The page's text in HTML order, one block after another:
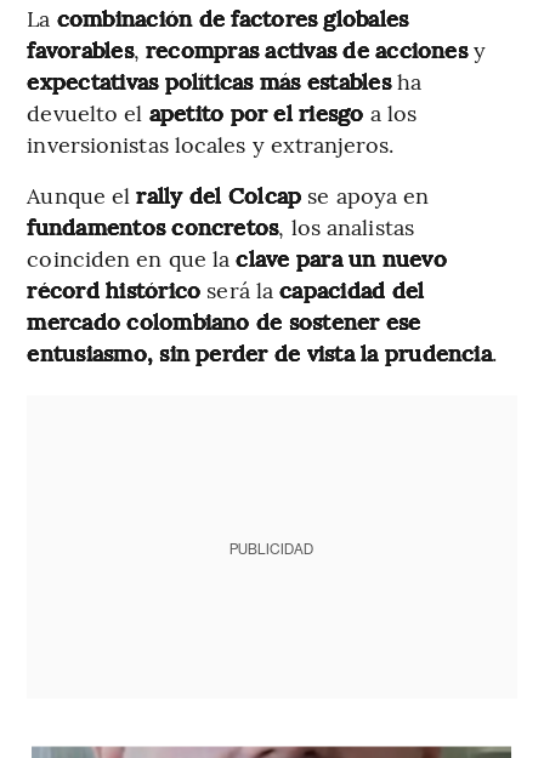
La combinación de factores globales
favorables, recompras activas de accionesy
expectativas políticas más establesha
devuelto el apetito por el riesgo a los
inversionistas locales y extranjeros.
Aunque elrally del Colcap se apoya en
fundamentos concretos, los analistas
coinciden en que laclave para un nuevo
récord histórico será lacapacidad del
mercado colombiano de sostener ese
entusiasmo, sin perder de vista la prudencia.
PUBLICIDAD